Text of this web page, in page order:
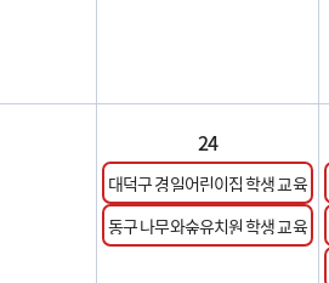
24
대덕구 경일어린이집 학생 교육
동구 나무와숲유치원 학생 교육